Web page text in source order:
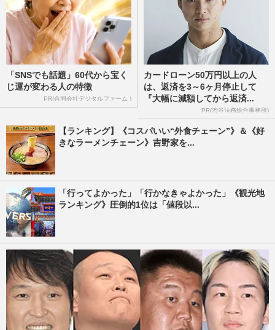
「SNSでも話題」60代から宝く
じ運が変わる人の特徴
PR(合同会社デジタルファーム )
カードローン50万円以上の人
は、返済を3～6ヶ月停止して
『大幅に減額してから返済...
PR(渋谷法務総合事務所)
【ランキング】《コスパいい“外食チェーン”》＆《好
きなラーメンチェーン》吉野家を...
「行ってよかった」「行かなきゃよかった」《観光地
ランキング》圧倒的1位は「値段以...